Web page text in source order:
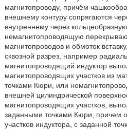
магнитопроводу, причём
внешнему контуру сопрягаются
внутреннему через
немагнитопроводящую
магнитопроводов и обмоток
сквозной разрез, например
магнитопроводящий индуктор
магнитопроводящих участков из
точками Кюри, или
внешней цилиндрической
магнитопроводящих участков,
заданными точками Кюри, причем
участков индуктора, с заданной